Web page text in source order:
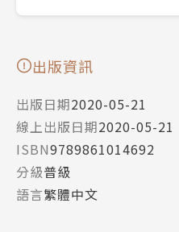
出版資訊
出版日期2020-05-21
線上出版日期2020-05-21
ISBN9789861014692
分級普級
語言繁體中文